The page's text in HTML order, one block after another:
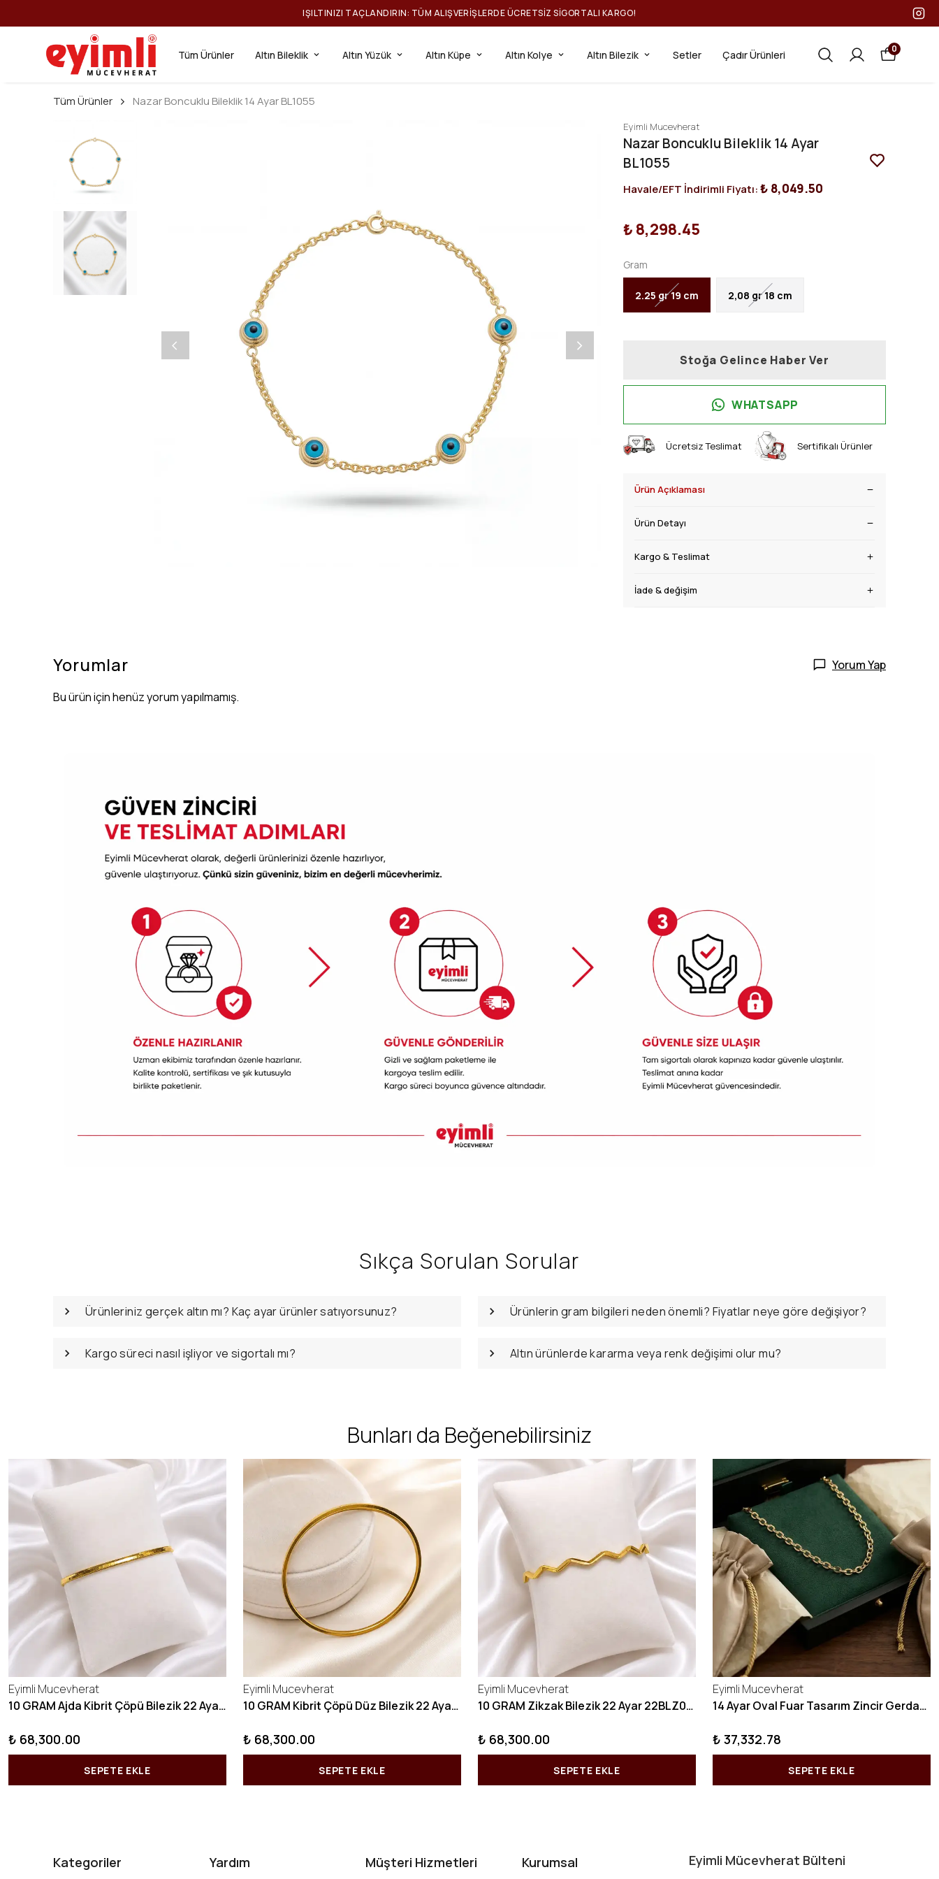
IŞILTINIZI TAÇLANDIRIN: TÜM ALIŞVERIŞLERDE ÜCRETSIZ SIGORTALI KARGO!
Tüm Ürünler Altın Bileklik Altın Yüzük Altın Küpe Altın Kolye Altın Bilezik Setler Çadır Ürünleri 0
Tüm Ürünler Nazar Boncuklu Bileklik 14 Ayar BL1055
Eyimli Mucevherat
Nazar Boncuklu Bileklik 14 Ayar
BL1055
Havale/EFT İndirimli Fiyatı:₺ 8,049.50
₺ 8,298.45
Gram
2.25 gr 19 cm 2,08 gr 18 cm
Stoğa Gelince Haber Ver
WHATSAPP
Ücretsiz Teslimat Sertifikalı Ürünler
Ürün Açıklaması
Ürün Detayı
Kargo & Teslimat
İade & değişim
Yorumlar Yorum Yap
Bu ürün için henüz yorum yapılmamış.
Sıkça Sorulan Sorular
Ürünleriniz gerçek altın mı? Kaç ayar ürünler satıyorsunuz? Ürünlerin gram bilgileri neden önemli? Fiyatlar neye göre değişiyor?
Kargo süreci nasıl işliyor ve sigortalı mı? Altın ürünlerde kararma veya renk değişimi olur mu?
Bunları da Beğenebilirsiniz
Eyimli Mucevherat
10 GRAM Ajda Kibrit Çöpü Bilezik 22 Ayar 22BLZ003
₺ 68,300.00
SEPETE EKLE
Eyimli Mucevherat
10 GRAM Kibrit Çöpü Düz Bilezik 22 Ayar 22BLZ001
₺ 68,300.00
SEPETE EKLE
Eyimli Mucevherat
10 GRAM Zikzak Bilezik 22 Ayar 22BLZ004
₺ 68,300.00
SEPETE EKLE
Eyimli Mucevherat
14 Ayar Oval Fuar Tasarım Zincir Gerdanlık KY1071
₺ 37,332.78
SEPETE EKLE
Kategoriler Yardım Müşteri Hizmetleri Kurumsal Eyimli Mücevherat Bülteni